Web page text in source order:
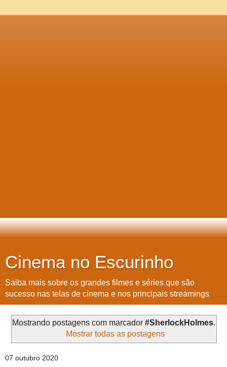
Cinema no Escurinho
Saiba mais sobre os grandes filmes e séries que são
sucesso nas telas de cinema e nos principais streamings
Mostrando postagens com marcador #SherlockHolmes.
Mostrar todas as postagens
07 outubro 2020